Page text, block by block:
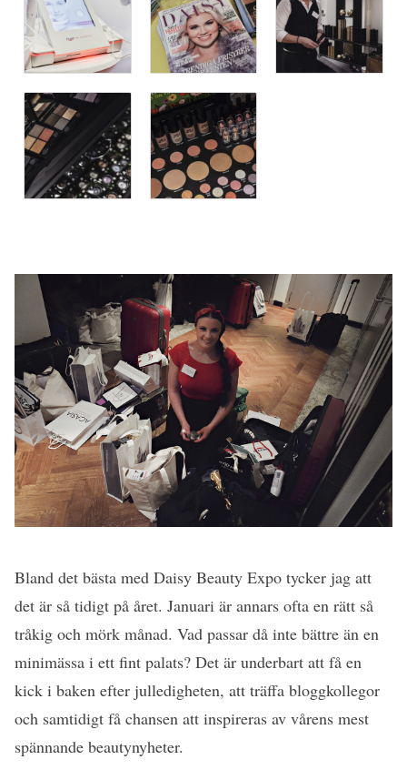
Bland det bästa med Daisy Beauty Expo tycker jag att
det är så tidigt på året. Januari är annars ofta en rätt så
tråkig och mörk månad. Vad passar då inte bättre än en
minimässa i ett fint palats? Det är underbart att få en
kick i baken efter julledigheten, att träffa bloggkollegor
och samtidigt få chansen att inspireras av vårens mest
spännande beautynyheter.